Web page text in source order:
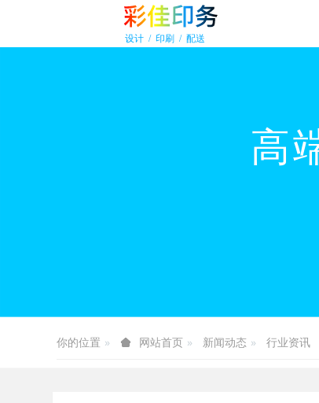
你的位置 网站首页 新闻动态 行业资讯